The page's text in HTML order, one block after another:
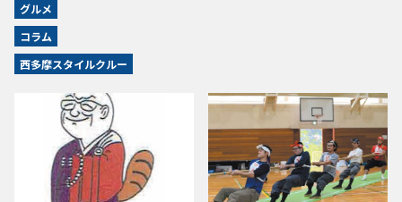
グルメ
コラム
西多摩スタイルクルー